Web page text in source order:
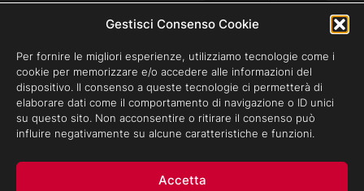
Gestisci Consenso Cookie
Per fornire le migliori esperienze, utilizziamo tecnologie come i
cookie per memorizzare e/o accedere alle informazioni del
dispositivo. Il consenso a queste tecnologie ci permetterà di
elaborare dati come il comportamento di navigazione o ID unici
su questo sito. Non acconsentire o ritirare il consenso può
influire negativamente su alcune caratteristiche e funzioni.
Accetta
Anniversari
Provincia in Luce
Luce per la didattica
Fare gli italiani